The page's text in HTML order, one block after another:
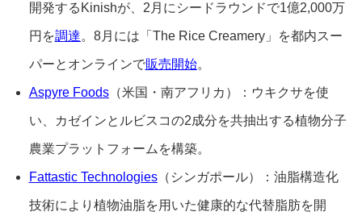
開発するKinishが、2月にシードラウンドで1億2,000万
円を調達。8月には「The Rice Creamery」を都内スー
パーとオンラインで販売開始。
Aspyre Foods（米国・南アフリカ）：ウキクサを使
い、カゼインとルビスコの2成分を共抽出する植物分子
農業プラットフォームを構築。
Fattastic Technologies（シンガポール）：油脂構造化
技術により植物油脂を用いた健康的な代替脂肪を開